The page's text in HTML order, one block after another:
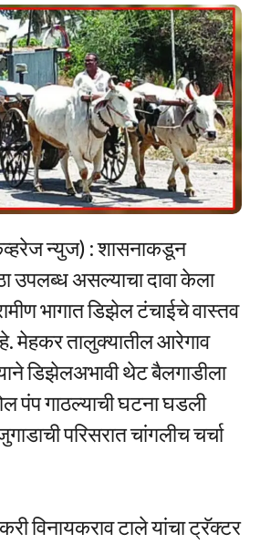
न्युज) : शासनाकडून
उपलब्ध असल्याचा दावा केला
भागात डिझेल टंचाईचे वास्तव
मेहकर तालुक्यातील आरेगाव
डिझेलअभावी थेट बैलगाडीला
पंप गाठल्याची घटना घडली
परिसरात चांगलीच चर्चा
विनायकराव टाले यांचा ट्रॅक्टर